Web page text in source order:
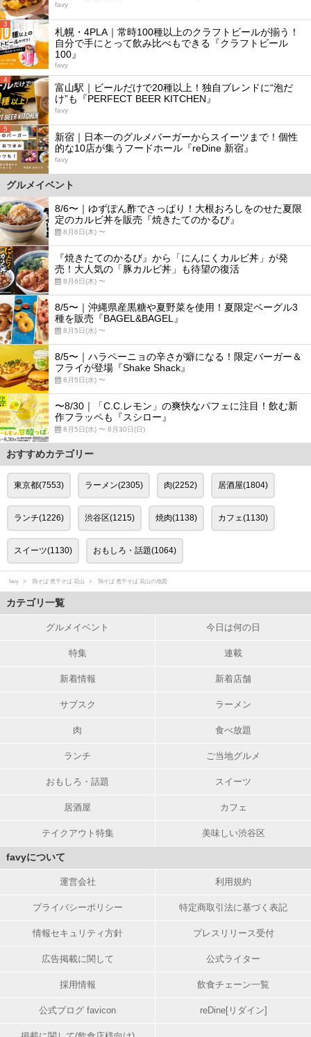
favy
3
札幌・4PLA｜常時100種以上のクラフトビールが揃う！
自分で手にとって飲み比べもできる『クラフトビール
100』
favy
4
富山駅｜ビールだけで20種以上！独自ブレンドに“泡だ
け”も『PERFECT BEER KITCHEN』
favy
5
新宿｜日本一のグルメバーガーからスイーツまで！個性
的な10店が集うフードホール『reDine 新宿』
favy
グルメイベント
8/6〜｜ゆずぽん酢でさっぱり！大根おろしをのせた夏限
定のカルビ丼を販売『焼きたてのかるび』
8月6日(木) 〜
『焼きたてのかるび』から「にんにくカルビ丼」が発
売！大人気の「豚カルビ丼」も待望の復活
8月6日(木) 〜
8/5〜｜沖縄県産黒糖や夏野菜を使用！夏限定ベーグル3
種を販売『BAGEL&BAGEL』
8月5日(水) 〜
8/5〜｜ハラペーニョの辛さが癖になる！限定バーガー＆
フライが登場『Shake Shack』
8月5日(水) 〜
〜8/30｜「C.C.レモン」の爽快なパフェに注目！飲む新
作フラッペも『スシロー』
8月5日(水) 〜 8月30日(日)
おすすめカテゴリー
東京都(7553) ラーメン(2305) 肉(2252) 居酒屋(1804)
ランチ(1226) 渋谷区(1215) 焼肉(1138) カフェ(1130)
スイーツ(1130) おもしろ・話題(1064)
favy 鶏そば 煮干そば 花山 鶏そば 煮干そば 花山の地図
カテゴリ一覧
グルメイベント 今日は何の日
特集 連載
新着情報 新着店舗
サブスク ラーメン
肉 食べ放題
ランチ ご当地グルメ
おもしろ・話題 スイーツ
居酒屋 カフェ
テイクアウト特集 美味しい渋谷区
favyについて
運営会社 利用規約
プライバシーポリシー 特定商取引法に基づく表記
情報セキュリティ方針 プレスリリース受付
広告掲載に関して 公式ライター
採用情報 飲食チェーン一覧
公式ブログ favicon reDine[リダイン]